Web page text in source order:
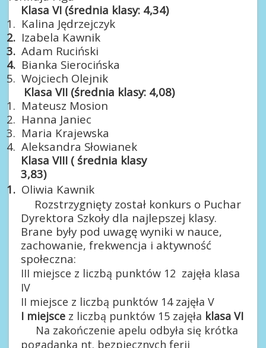
Klasa VI (średnia klasy: 4,34)
1. Kalina Jędrzejczyk
2. Izabela Kawnik
3. Adam Ruciński
4. Bianka Sierocińska
5. Wojciech Olejnik
Klasa VII (średnia klasy: 4,08)
1. Mateusz Mosion
2. Hanna Janiec
3. Maria Krajewska
4. Aleksandra Słowianek
Klasa VIII ( średnia klasy
3,83)
1. Oliwia Kawnik
Rozstrzygnięty został konkurs o Puchar
Dyrektora Szkoły dla najlepszej klasy.
Brane były pod uwagę wyniki w nauce,
zachowanie, frekwencja i aktywność
społeczna:
III miejsce z liczbą punktów 12 zajęła klasa
IV
II miejsce z liczbą punktów 14 zajęła V
I miejsce z liczbą punktów 15 zajęła klasa VI
Na zakończenie apelu odbyła się krótka
pogadanka nt. bezpiecznych ferii